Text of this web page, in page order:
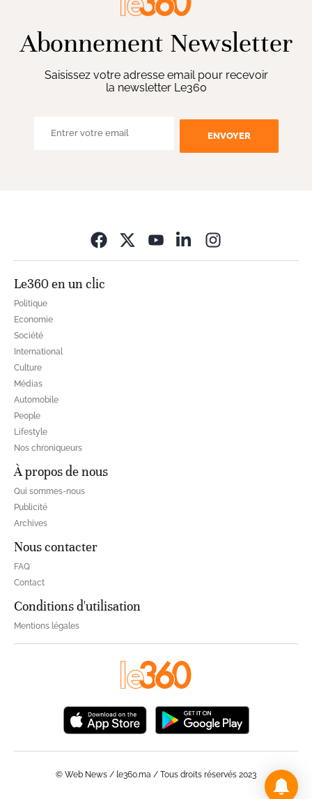
Abonnement Newsletter
Saisissez votre adresse email pour recevoir
la newsletter Le360
ENVOYER
Le360 en un clic
Politique
Economie
Société
International
Culture
Médias
Automobile
People
Lifestyle
Nos chroniqueurs
À propos de nous
Qui sommes-nous
Publicité
Archives
Nous contacter
FAQ
Contact
Conditions d'utilisation
Mentions légales
© Web News / le360.ma / Tous droits réservés 2023